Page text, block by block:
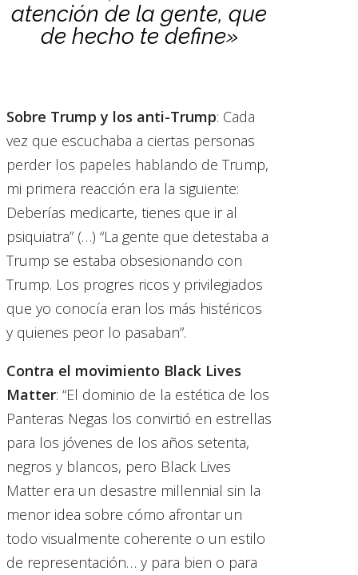
atención de la gente, que
de hecho te define»
Sobre Trump y los anti-Trump: Cada
vez que escuchaba a ciertas personas
perder los papeles hablando de Trump,
mi primera reacción era la siguiente:
Deberías medicarte, tienes que ir al
psiquiatra” (…) “La gente que detestaba a
Trump se estaba obsesionando con
Trump. Los progres ricos y privilegiados
que yo conocía eran los más histéricos
y quienes peor lo pasaban”.
Contra el movimiento Black Lives
Matter: “El dominio de la estética de los
Panteras Negas los convirtió en estrellas
para los jóvenes de los años setenta,
negros y blancos, pero Black Lives
Matter era un desastre millennial sin la
menor idea sobre cómo afrontar un
todo visualmente coherente o un estilo
de representación… y para bien o para